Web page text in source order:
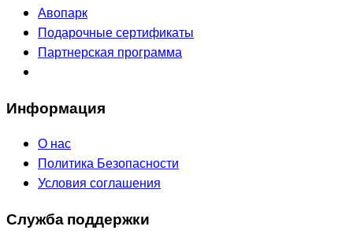
Авопарк
Подарочные сертификаты
Партнерская программа
Информация
О нас
Политика Безопасности
Условия соглашения
Служба поддержки